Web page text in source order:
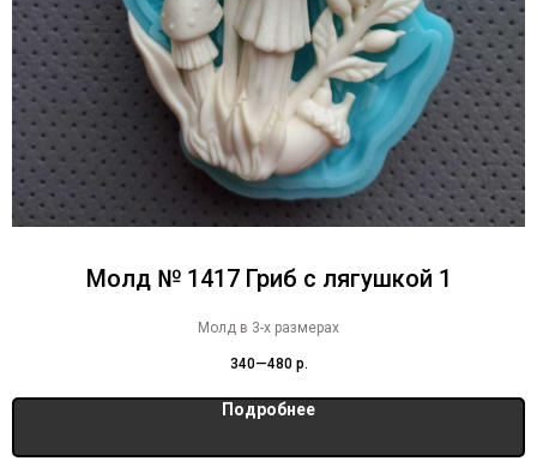
Молд № 1417 Гриб с лягушкой 1
Молд в 3-х размерах
340—480 р.
Подробнее